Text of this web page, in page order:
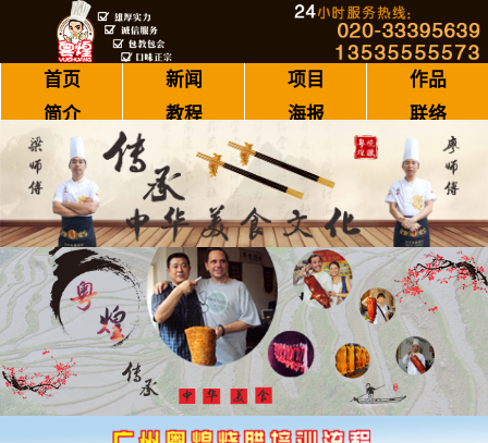
首页 新闻 项目
作品
简介
教程 海报 联络